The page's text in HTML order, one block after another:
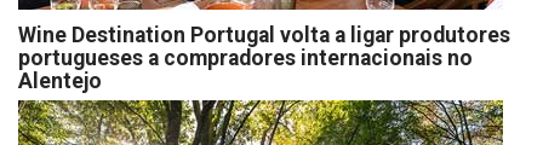
Wine Destination Portugal volta a ligar produtores
portugueses a compradores internacionais no
Alentejo